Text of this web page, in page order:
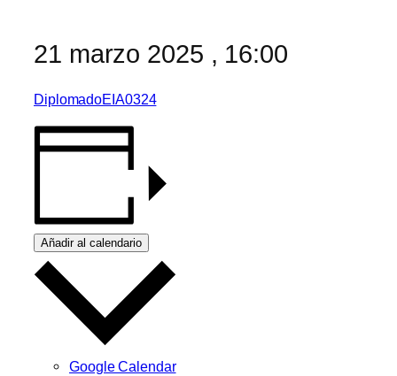
21 marzo 2025 , 16:00
DiplomadoEIA0324
Añadir al calendario
Google Calendar